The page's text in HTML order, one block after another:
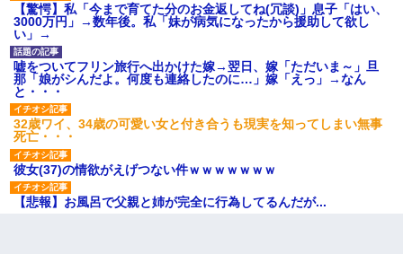
【驚愕】私「今まで育てた分のお金返してね(冗談)」息子「はい、
3000万円」→数年後。私「妹が病気になったから援助して欲し
い」→
嘘をついてフリン旅行へ出かけた嫁→翌日、嫁「ただいま～」旦
那「娘がシんだよ。何度も連絡したのに…」嫁「えっ」→なん
と・・・
32歳ワイ、34歳の可愛い女と付き合うも現実を知ってしまい無事
死亡・・・
彼女(37)の情欲がえげつない件ｗｗｗｗｗｗｗ
【悲報】お風呂で父親と姉が完全に行為してるんだが...